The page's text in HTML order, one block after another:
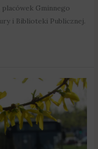
Gminnego
i Biblioteki Publicznej.